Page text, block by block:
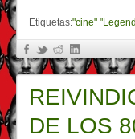
Etiquetas:"cine"
DE LOS